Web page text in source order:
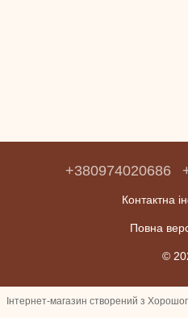
+380974020686
Контактна
Повна
©
Інтернет-магазин створений з